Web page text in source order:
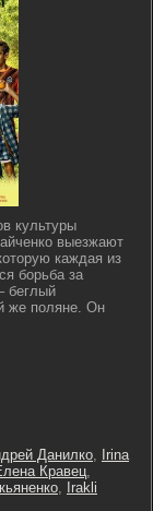
культуры
выезжают
каждая из
борьба за
беглый
же поляне. Он
Данилко,
Irina
Кравец,
,
Irakli